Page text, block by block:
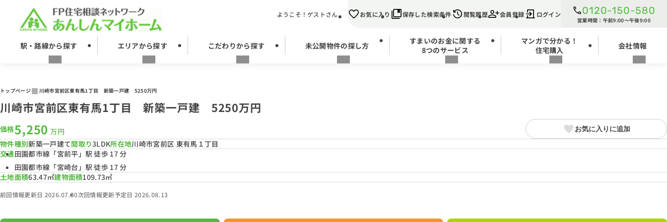
ようこそ！ゲストさん お気に入り 保存した検索条件 閲覧履歴 会員登録 ログイン 0120-150-580
営業時間：午前9:00～午後9:00
駅・路線から探す エリアから探す こだわりから探す 未公開物件の探し方
すまいのお金に関する
8つのサービス
マンガで分かる！
住宅購入
会社情報
トップページ 川崎市宮前区東有馬1丁目 新築一戸建 5250万円
川崎市宮前区東有馬1丁目 新築一戸建 5250万円
価格5,250 万円 お気に入りに追加
物件種別新築一戸建て間取り3LDK所在地川崎市宮前区 東有馬１丁目
交通田園都市線「宮前平」駅 徒歩 17 分
田園都市線「宮崎台」駅 徒歩 17 分
土地面積63.47㎡建物面積109.73㎡
前回情報更新日 2026.07.30次回情報更新予定日 2026.08.13